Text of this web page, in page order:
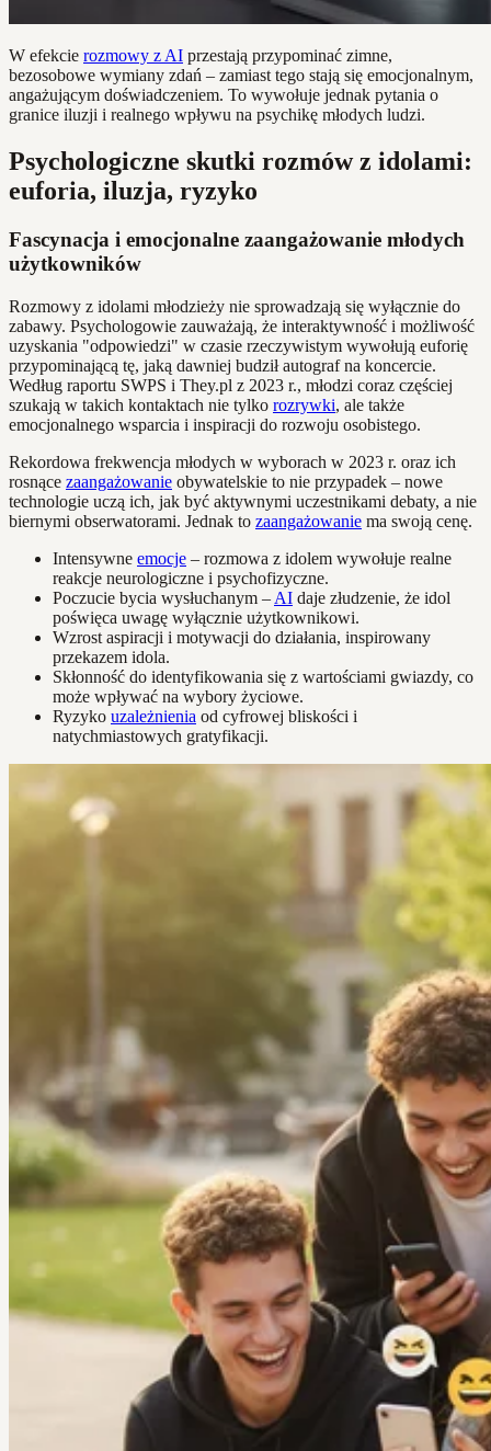
W efekcie rozmowy z AI przestają przypominać zimne,
bezosobowe wymiany zdań – zamiast tego stają się emocjonalnym,
angażującym doświadczeniem. To wywołuje jednak pytania o
granice iluzji i realnego wpływu na psychikę młodych ludzi.
Psychologiczne skutki rozmów z idolami:
euforia, iluzja, ryzyko
Fascynacja i emocjonalne zaangażowanie młodych
użytkowników
Rozmowy z idolami młodzieży nie sprowadzają się wyłącznie do
zabawy. Psychologowie zauważają, że interaktywność i możliwość
uzyskania "odpowiedzi" w czasie rzeczywistym wywołują euforię
przypominającą tę, jaką dawniej budził autograf na koncercie.
Według raportu SWPS i They.pl z 2023 r., młodzi coraz częściej
szukają w takich kontaktach nie tylko rozrywki, ale także
emocjonalnego wsparcia i inspiracji do rozwoju osobistego.
Rekordowa frekwencja młodych w wyborach w 2023 r. oraz ich
rosnące zaangażowanie obywatelskie to nie przypadek – nowe
technologie uczą ich, jak być aktywnymi uczestnikami debaty, a nie
biernymi obserwatorami. Jednak to zaangażowanie ma swoją cenę.
Intensywne emocje – rozmowa z idolem wywołuje realne
reakcje neurologiczne i psychofizyczne.
Poczucie bycia wysłuchanym – AI daje złudzenie, że idol
poświęca uwagę wyłącznie użytkownikowi.
Wzrost aspiracji i motywacji do działania, inspirowany
przekazem idola.
Skłonność do identyfikowania się z wartościami gwiazdy, co
może wpływać na wybory życiowe.
Ryzyko uzależnienia od cyfrowej bliskości i
natychmiastowych gratyfikacji.